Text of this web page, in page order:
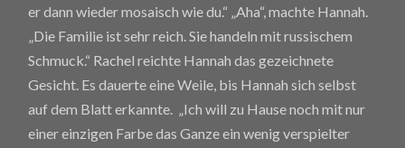
er dann wieder mosaisch wie du.“ „Aha“, machte Hannah.
„Die Familie ist sehr reich. Sie handeln mit russischem
Schmuck.“ Rachel reichte Hannah das gezeichnete
Gesicht. Es dauerte eine Weile, bis Hannah sich selbst
auf dem Blatt erkannte. „Ich will zu Hause noch mit nur
einer einzigen Farbe das Ganze ein wenig verspielter